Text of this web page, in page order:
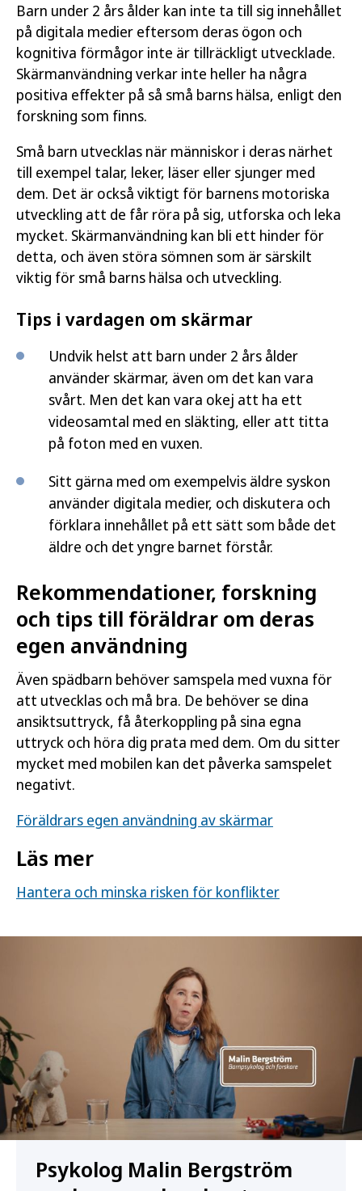
Barn under 2 års ålder kan inte ta till sig innehållet
på digitala medier eftersom deras ögon och
kognitiva förmågor inte är tillräckligt utvecklade.
Skärmanvändning verkar inte heller ha några
positiva effekter på så små barns hälsa, enligt den
forskning som finns.
Små barn utvecklas när människor i deras närhet
till exempel talar, leker, läser eller sjunger med
dem. Det är också viktigt för barnens motoriska
utveckling att de får röra på sig, utforska och leka
mycket. Skärmanvändning kan bli ett hinder för
detta, och även störa sömnen som är särskilt
viktig för små barns hälsa och utveckling.
Tips i vardagen om skärmar
Undvik helst att barn under 2 års ålder
använder skärmar, även om det kan vara
svårt. Men det kan vara okej att ha ett
videosamtal med en släkting, eller att titta
på foton med en vuxen.
Sitt gärna med om exempelvis äldre syskon
använder digitala medier, och diskutera och
förklara innehållet på ett sätt som både det
äldre och det yngre barnet förstår.
Rekommendationer, forskning
och tips till föräldrar om deras
egen användning
Även spädbarn behöver samspela med vuxna för
att utvecklas och må bra. De behöver se dina
ansiktsuttryck, få återkoppling på sina egna
uttryck och höra dig prata med dem. Om du sitter
mycket med mobilen kan det påverka samspelet
negativt.
Föräldrars egen användning av skärmar
Läs mer
Hantera och minska risken för konflikter
Psykolog Malin Bergström